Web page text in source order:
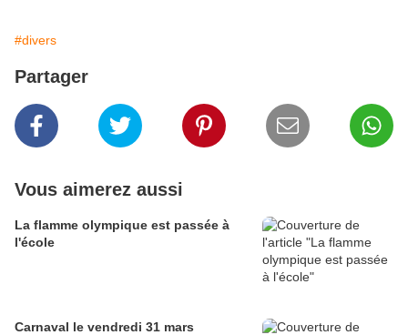
#divers
Partager
Vous aimerez aussi
La flamme olympique est passée à
l'école
Carnaval le vendredi 31 mars